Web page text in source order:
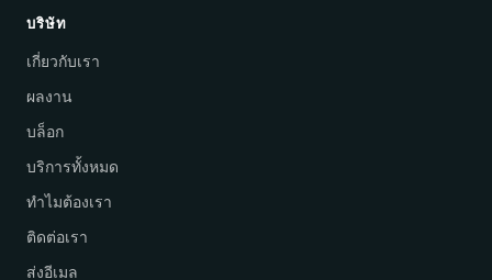
บริษัท
เกี่ยวกับเรา
ผลงาน
บล็อก
บริการทั้งหมด
ทำไมต้องเรา
ติดต่อเรา
ส่งอีเมล